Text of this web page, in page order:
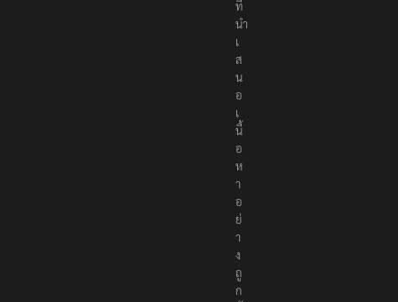
ล
น์
ที่
นำ
เ
ส
น
อ
เ
นื้
อ
ห
า
อ
ย่
า
ง